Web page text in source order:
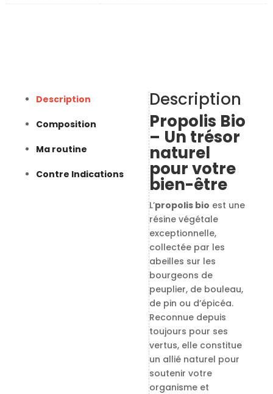
Description
Composition
Ma routine
Contre Indications
Description
Propolis Bio
– Un trésor
naturel
pour votre
bien-être
L’propolis bio est une
résine végétale
exceptionnelle,
collectée par les
abeilles sur les
bourgeons de
peuplier, de bouleau,
de pin ou d’épicéa.
Reconnue depuis
toujours pour ses
vertus, elle constitue
un allié naturel pour
soutenir votre
organisme et